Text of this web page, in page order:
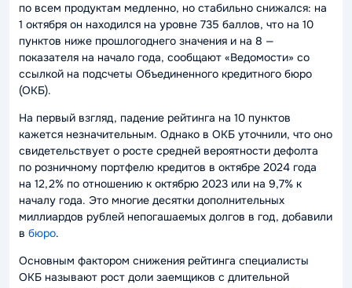
по всем продуктам медленно, но стабильно снижался: на
1 октября он находился на уровне 735 баллов, что на 10
пунктов ниже прошлогоднего значения и на 8 —
показателя на начало года, сообщают «Ведомости» со
ссылкой на подсчеты Объединенного кредитного бюро
(ОКБ).
На первый взгляд, падение рейтинга на 10 пунктов
кажется незначительным. Однако в ОКБ уточнили, что оно
свидетельствует о росте средней вероятности дефолта
по розничному портфелю кредитов в октябре 2024 года
на 12,2% по отношению к октябрю 2023 или на 9,7% к
началу года. Это многие десятки дополнительных
миллиардов рублей непогашаемых долгов в год, добавили
в бюро.
Основным фактором снижения рейтинга специалисты
ОКБ называют рост доли заемщиков с длительной